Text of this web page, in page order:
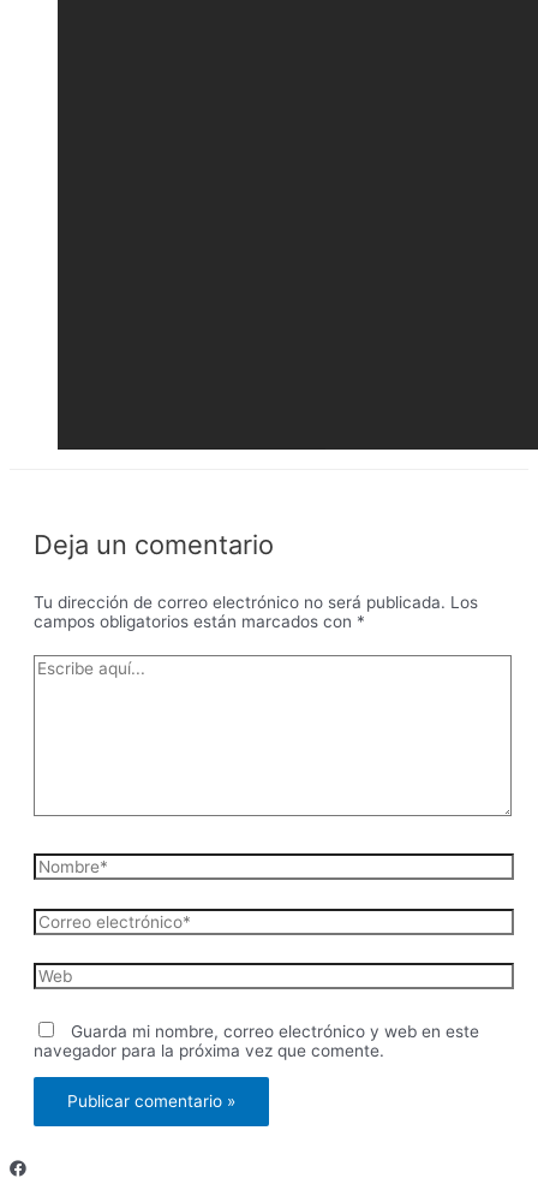
Deja un comentario
Tu dirección de correo electrónico no será publicada. Los
campos obligatorios están marcados con *
Escribe
Nombre*
Correo
electrónico*
Web
Guarda mi nombre, correo electrónico y web en este
navegador para la próxima vez que comente.